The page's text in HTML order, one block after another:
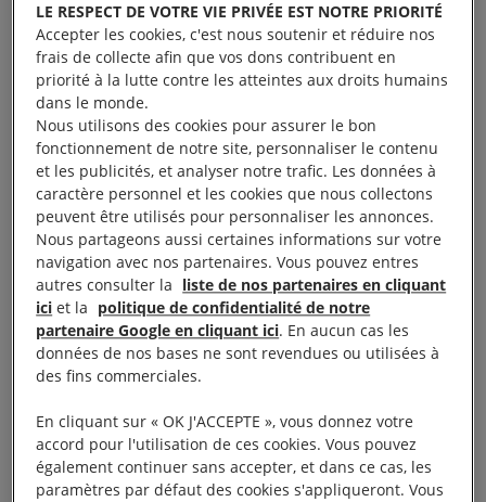
Dans le cadre des «10 JOURS POUR SIGNER
militants du groupe de Clermont proposeront au
public les pétitions et actions que mène Amnesty
International en faveur des 10 personnes retenues
LE RESPECT DE VOTRE VIE PRIVÉE EST NOTRE PRIORITÉ
Accepter les cookies, c'est nous soutenir et réduire nos
frais de collecte afin que vos dons contribuent en
priorité à la lutte contre les atteintes aux droits humains
dans le monde.
Nous utilisons des cookies pour assurer le bon
fonctionnement de notre site, personnaliser le contenu
et les publicités, et analyser notre trafic. Les données à
caractère personnel et les cookies que nous collectons
peuvent être utilisés pour personnaliser les annonces.
Nous partageons aussi certaines informations sur votre
navigation avec nos partenaires. Vous pouvez entres
autres consulter la liste de nos partenaires en cliquant
ici et la politique de confidentialité de notre
partenaire Google en cliquant ici. En aucun cas les
données de nos bases ne sont revendues ou utilisées à
des fins commerciales.
En cliquant sur « OK J'ACCEPTE », vous donnez votre
accord pour l'utilisation de ces cookies. Vous pouvez
également continuer sans accepter, et dans ce cas, les
paramètres par défaut des cookies s'appliqueront. Vous